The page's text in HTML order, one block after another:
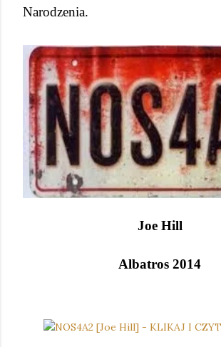
Narodzenia.
Joe Hill
Albatros 2014